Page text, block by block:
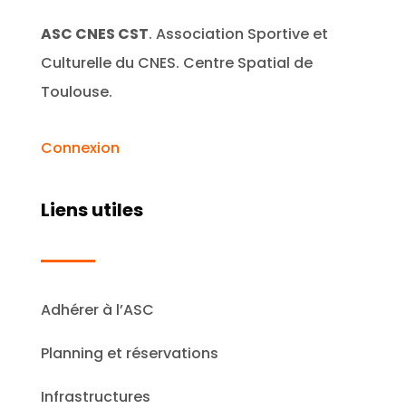
ASC CNES CST. Association Sportive et
Culturelle du CNES. Centre Spatial de
Toulouse.
Connexion
Liens utiles
Adhérer à l’ASC
Planning et réservations
Infrastructures